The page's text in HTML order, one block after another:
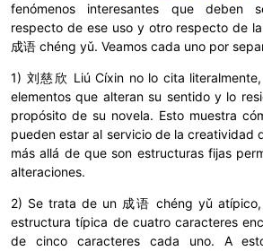
fenómenos interesantes que deben
respecto de ese uso y otro respecto de
成语 chéng yǔ. Veamos cada uno por
1) 刘慈欣 Liú Cíxin no lo cita
elementos que alteran su sentido y lo
propósito de su novela. Esto muestra
pueden estar al servicio de la creatividad
más allá de que son estructuras fijas
alteraciones.
2) Se trata de un 成语 chéng yǔ
estructura típica de cuatro caracteres
de cinco caracteres cada uno. A